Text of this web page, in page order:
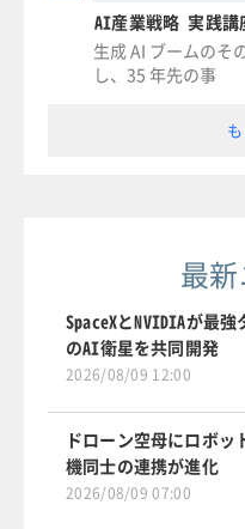
AI産業戦略 実践講
生成 AI ブームの
し、35 年先の事
最
SpaceXとNVIDIAが最
のAI衛星を共同開発
2026/08/09 12:00
ドローン空母にロボッ
機同士の連携が進化
2026/08/09 07:00